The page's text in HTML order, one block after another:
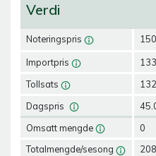
Verdi
Noteringspris
Importpris
Tollsats
Dagspris
Omsatt mengde
Totalmengde/sesong
0
208